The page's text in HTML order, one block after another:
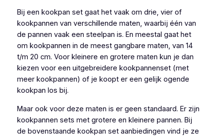
Bij een kookpan set gaat het vaak om drie, vier of
kookpannen van verschillende maten, waarbij één van
de pannen vaak een steelpan is. En meestal gaat het
om kookpannen in de meest gangbare maten, van 14
t/m 20 cm. Voor kleinere en grotere maten kun je dan
kiezen voor een uitgebreidere kookpannenset (met
meer kookpannen) of je koopt er een gelijk ogende
kookpan los bij.
Maar ook voor deze maten is er geen standaard. Er zijn
kookpannen sets met grotere en kleinere pannen. Bij
de bovenstaande kookpan set aanbiedingen vind je ze